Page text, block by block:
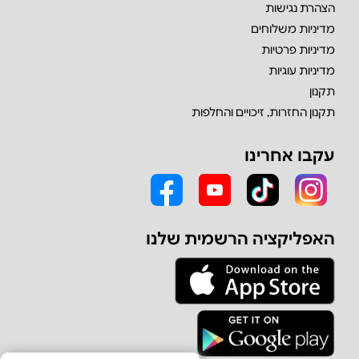
הצהרת נגישות
מדיניות משלוחים
מדיניות פרטיות
מדיניות עוגיות
תקנון
תקנון החזרות, זיכויים והחלפות
עקבו אחרינו
האפליקציה הרשמית שלנו